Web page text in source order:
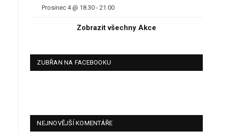
Prosinec 4 @ 18.30 -21.00
Zobrazit všechny Akce
ZUBŘAN NA FACEBOOKU
NEJNOVĚJŠÍ KOMENTÁŘE